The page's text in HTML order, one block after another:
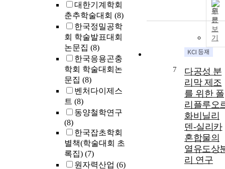
대한기계학회
춘추학술대회 (8)
한국정밀공학
회 학술발표대회
논문집 (8)
한국응용곤충
학회 학술대회논
문집 (8)
벤처다이제스
트 (8)
동양철학연구
(8)
한국잡초학회
별책(학술대회 초
록집) (7)
원자력산업 (6)
원
문
보
기
7
다공성 분
리막 제조
를 위한 폴
리플루오
화비닐리
덴-실리카
혼합물의
열유도상
리 연구